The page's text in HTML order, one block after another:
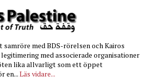
med BDS-rörelsen och Kairos
med associerade organisationer
lika allvarligt som ett öppet
en...Läs vidare...